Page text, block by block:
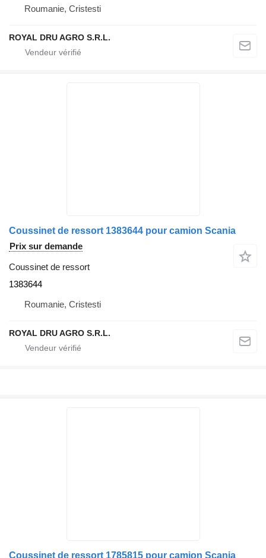
Roumanie, Cristesti
ROYAL DRU AGRO S.R.L.
Coussinet de ressort 1383644 pour camion Scania
Prix sur demande
Coussinet de ressort
1383644
Roumanie, Cristesti
ROYAL DRU AGRO S.R.L.
Coussinet de ressort 1785815 pour camion Scania